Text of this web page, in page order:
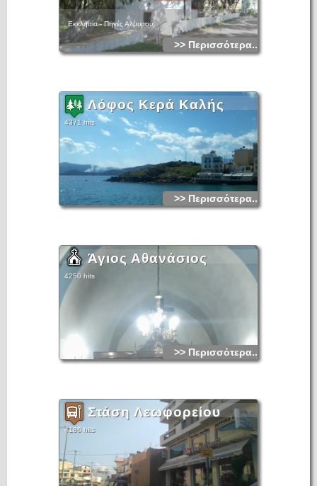
Εκκλησία - Πηγές Αλμυρού
>> Περισσότερα...
Λόφος Κερά Καλής
4371 hits
>> Περισσότερα...
Άγιος Αθανάσιος
4250 hits
>> Περισσότερα...
Στάση Λεωφορείου
4186 hits